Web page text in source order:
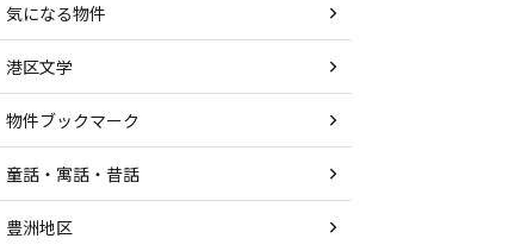
気になる物件
港区文学
物件ブックマーク
童話・寓話・昔話
豊洲地区